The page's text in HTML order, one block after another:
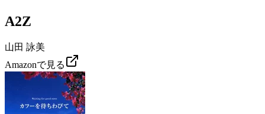
A2Z
山田 詠美
Amazonで見る